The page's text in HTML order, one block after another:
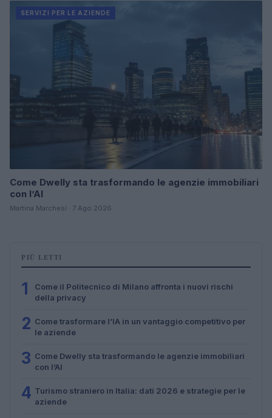
SERVIZI PER LE AZIENDE
Come Dwelly sta trasformando le agenzie immobiliari
con l’AI
Martina Marchesi · 7 Ago 2026
PIÙ LETTI
1
Come il Politecnico di Milano affronta i nuovi rischi
della privacy
2 Come trasformare l’IA in un vantaggio competitivo per
le aziende
3 Come Dwelly sta trasformando le agenzie immobiliari
con l’AI
4 Turismo straniero in Italia: dati 2026 e strategie per le
aziende